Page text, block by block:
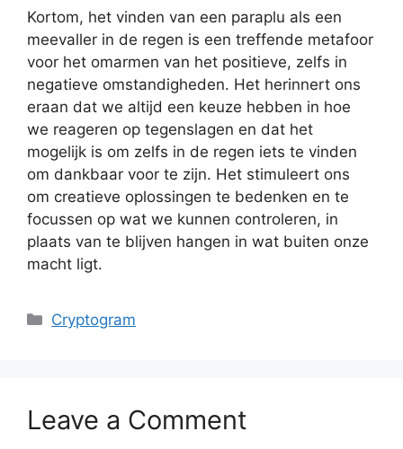
Kortom, het vinden van een paraplu als een
meevaller in de regen is een treffende metafoor
voor het omarmen van het positieve, zelfs in
negatieve omstandigheden. Het herinnert ons
eraan dat we altijd een keuze hebben in hoe
we reageren op tegenslagen en dat het
mogelijk is om zelfs in de regen iets te vinden
om dankbaar voor te zijn. Het stimuleert ons
om creatieve oplossingen te bedenken en te
focussen op wat we kunnen controleren, in
plaats van te blijven hangen in wat buiten onze
macht ligt.
Categories
Cryptogram
Leave a Comment